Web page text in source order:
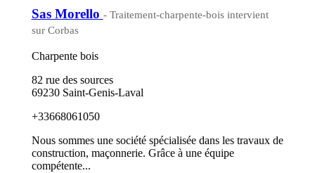
Sas Morello - Traitement-charpente-bois intervient
sur Corbas
Charpente bois
82 rue des sources
69230 Saint-Genis-Laval
+33668061050
Nous sommes une société spécialisée dans les travaux de
construction, maçonnerie. Grâce à une équipe
compétente...